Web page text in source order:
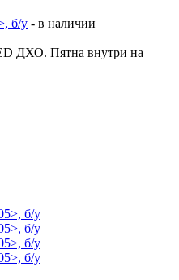
б/у - в наличии
ДХО. Пятна внутри на